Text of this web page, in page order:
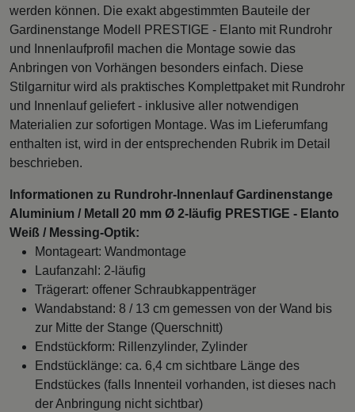
werden können. Die exakt abgestimmten Bauteile der
Gardinenstange Modell PRESTIGE - Elanto mit Rundrohr
und Innenlaufprofil machen die Montage sowie das
Anbringen von Vorhängen besonders einfach. Diese
Stilgarnitur wird als praktisches Komplettpaket mit Rundrohr
und Innenlauf geliefert - inklusive aller notwendigen
Materialien zur sofortigen Montage. Was im Lieferumfang
enthalten ist, wird in der entsprechenden Rubrik im Detail
beschrieben.
Informationen zu Rundrohr-Innenlauf Gardinenstange
Aluminium / Metall 20 mm Ø 2-läufig PRESTIGE - Elanto
Weiß / Messing-Optik:
Montageart: Wandmontage
Laufanzahl: 2-läufig
Trägerart: offener Schraubkappenträger
Wandabstand: 8 / 13 cm gemessen von der Wand bis
zur Mitte der Stange (Querschnitt)
Endstückform: Rillenzylinder, Zylinder
Endstücklänge: ca. 6,4 cm sichtbare Länge des
Endstückes (falls Innenteil vorhanden, ist dieses nach
der Anbringung nicht sichtbar)